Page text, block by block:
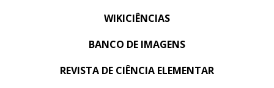
WIKICIÊNCIAS
BANCO DE IMAGENS
REVISTA DE CIÊNCIA ELEMENTAR